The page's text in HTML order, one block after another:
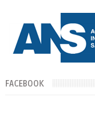
FACEBOOK